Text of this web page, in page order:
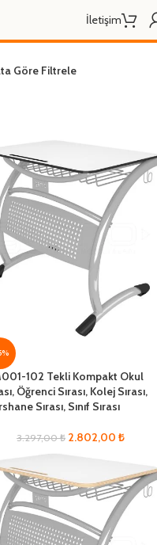
İletişim
Göre Filtrele
102 Tekli Kompakt Okul
Öğrenci Sırası, Kolej Sırası,
Sırası, Sınıf Sırası
3.297,00₺ 2.802,00 ₺